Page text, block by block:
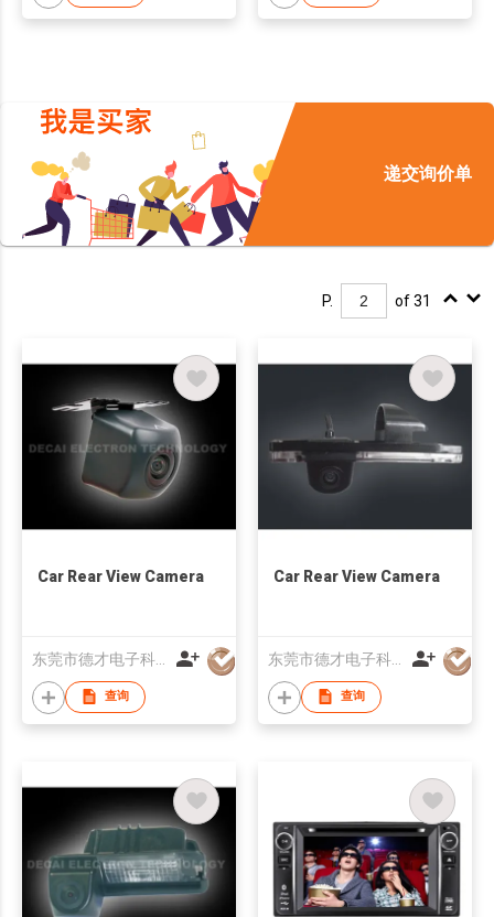
递交询价单
P. of 31
Car Rear View Camera
东莞市德才电子科技有限公司
查询
Car Rear View Camera
东莞市德才电子科技有限公司
查询